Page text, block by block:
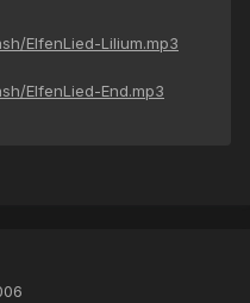
ElfenLied-Lilium.mp3
ElfenLied-End.mp3